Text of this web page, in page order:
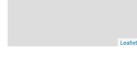
Leaflet